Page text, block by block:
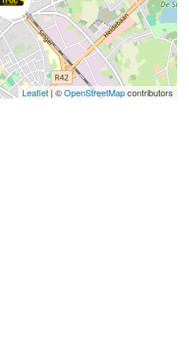
Leaflet| ©OpenStreetMapcontributors